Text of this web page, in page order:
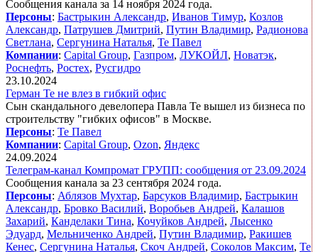
Сообщения канала за 14 ноября 2024 года.
Персоны: Бастрыкин Александр, Иванов Тимур, Козлов
Александр, Патрушев Дмитрий, Путин Владимир, Радионова
Светлана, Сергунина Наталья, Те Павел
Компании: Capital Group, Газпром, ЛУКОЙЛ, Новатэк,
Роснефть, Ростех, Русгидро
23.10.2024
Герман Те не влез в гибкий офис
Сын скандального девелопера Павла Те вышел из бизнеса по
строительству "гибких офисов" в Москве.
Персоны: Те Павел
Компании: Capital Group, Ozon, Яндекс
24.09.2024
Телеграм-канал Компромат ГРУПП: сообщения от 23.09.2024
Сообщения канала за 23 сентября 2024 года.
Персоны: Аблязов Мухтар, Барсуков Владимир, Бастрыкин
Александр, Бровко Василий, Воробьев Андрей, Калашов
Захарий, Канделаки Тина, Кочуйков Андрей, Лысенко
Эдуард, Мельниченко Андрей, Путин Владимир, Ракишев
Кенес, Сергунина Наталья, Скоч Андрей, Соколов Максим, Те